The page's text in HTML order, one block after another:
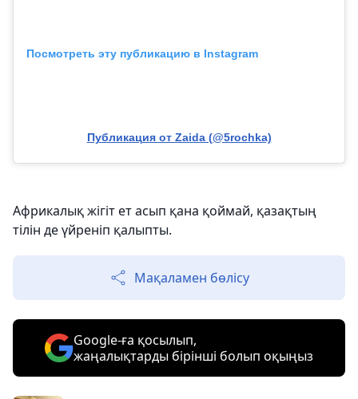
Посмотреть эту публикацию в Instagram
Публикация от Zaida (@5rochka)
Африкалық жігіт ет асып қана қоймай, қазақтың
тілін де үйреніп қалыпты.
Мақаламен бөлісу
Google-ға қосылып,
жаңалықтарды бірінші болып оқыңыз